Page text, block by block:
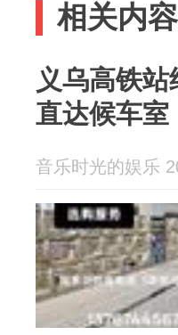
相关内容
义乌高铁
直达候车室
音乐时光的娱乐